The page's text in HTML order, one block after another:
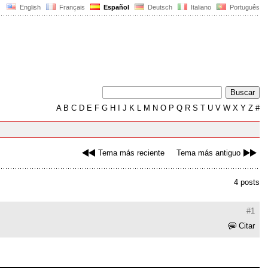
English Français Español Deutsch Italiano Português
AB C D E F G H J K L M N O P Q R S T U V W X Y Z #
Tema más reciente Tema más antiguo
4 posts
#1
Citar